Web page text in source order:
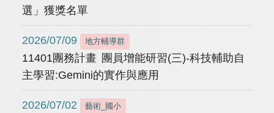
選」獲獎名單
2026/07/09 地方輔導群
11401團務計畫 團員增能研習(三)-科技輔助自
主學習:Gemini的實作與應用
2026/07/02 藝術_國小